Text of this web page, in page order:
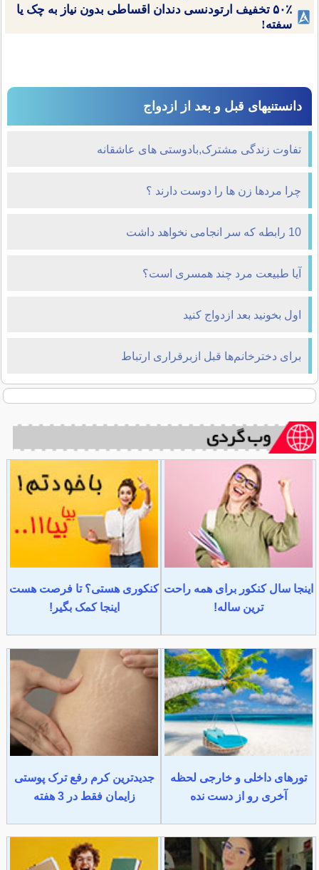
۵۰٪ تخفیف ارتودنسی دندان اقساطی بدون نیاز به چک یا
سفته!
دانستنیهای قبل و بعد از ازدواج
تفاوت زندگی مشترک,بادوستی های عاشقانه
چرا مردها زن ها را دوست دارند ؟
10 رابطه که سر انجامی نخواهد داشت
آيا طبيعت مرد چند همسرى است؟
اول بخونيد بعد ازدواج کنيد
برای دخترخانم‌ها قبل ازبرقراری ارتباط
اینجا سال کنکور برای همه راحت
ترین ساله!
کنکوری هستی؟ تا فرصت هست
اینجا کمک بگیر!
تورهای داخلی و خارجی لحظه
آخری رو از دست نده
جدیدترین کرم رفع ترک پوستی
زایمان فقط در 3 هفته